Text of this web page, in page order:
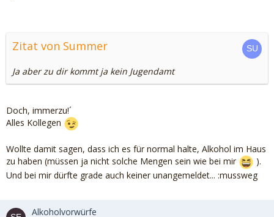
Zitat von Summer
Ja aber zu dir kommt ja kein Jugendamt
Doch, immerzu!´
Alles Kollegen
Wollte damit sagen, dass ich es für normal halte, Alkohol im Haus
zu haben (müssen ja nicht solche Mengen sein wie bei mir
).
Und bei mir dürfte grade auch keiner unangemeldet... :mussweg
Alkoholvorwürfe